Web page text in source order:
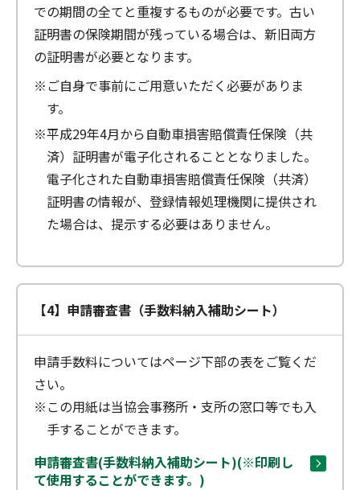
での期間の全てと重複するものが必要です。古い
証明書の保険期間が残っている場合は、新旧両方
の証明書が必要となります。
※ご自身で事前にご用意いただく必要がありま
す。
※平成29年4月から自動車損害賠償責任保険（共
済）証明書が電子化されることとなりました。
電子化された自動車損害賠償責任保険（共済）
証明書の情報が、登録情報処理機関に提供され
た場合は、提示する必要はありません。
【4】申請審査書（手数料納入補助シート）
申請手数料についてはページ下部の表をご覧くだ
さい。
※この用紙は当協会事務所・支所の窓口等でも入
手することができます。
申請審査書(手数料納入補助シート)(※印刷し
て使用することができます。)